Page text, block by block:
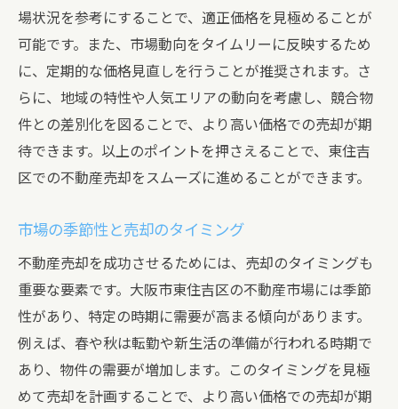
場状況を参考にすることで、適正価格を見極めることが
可能です。また、市場動向をタイムリーに反映するため
に、定期的な価格見直しを行うことが推奨されます。さ
らに、地域の特性や人気エリアの動向を考慮し、競合物
件との差別化を図ることで、より高い価格での売却が期
待できます。以上のポイントを押さえることで、東住吉
区での不動産売却をスムーズに進めることができます。
市場の季節性と売却のタイミング
不動産売却を成功させるためには、売却のタイミングも
重要な要素です。大阪市東住吉区の不動産市場には季節
性があり、特定の時期に需要が高まる傾向があります。
例えば、春や秋は転勤や新生活の準備が行われる時期で
あり、物件の需要が増加します。このタイミングを見極
めて売却を計画することで、より高い価格での売却が期